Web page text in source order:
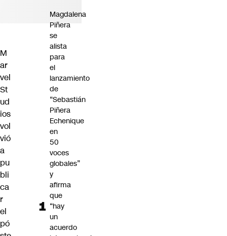
M
ar
vel
St
ud
ios
vol
vió
a
pu
bli
ca
r
el
pó
Magdalena
Piñera
se
alista
para
el
lanzamiento
de
“Sebastián
Piñera
Echenique
en
50
voces
globales”
y
afirma
que
“hay
un
acuerdo